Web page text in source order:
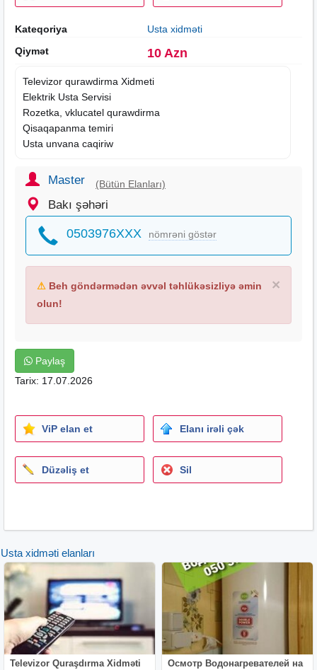
Kateqoriya
Usta xidməti
Qiymət
10 Azn
Televizor qurawdirma Xidmeti
Elektrik Usta Servisi
Rozetka, vklucatel qurawdirma
Qisaqapanma temiri
Usta unvana caqiriw
Master (Bütün Elanları)
Bakı şəhəri
0503976XXX nömrəni göstər
×
⚠ Beh göndərmədən əvvəl təhlükəsizliyə əmin
olun!
Paylaş
Tarix: 17.07.2026
ViP elan et Elanı irəli çək
Düzəliş et Sil
Usta xidməti elanları
Televizor Quraşdırma Xidməti
Осмотр Водонагревателей на